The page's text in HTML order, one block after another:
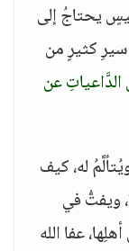
يحتاجُ إلى
سيرِ كثيرٍ من
عن
له، كيف
ويفتُّ في
عفا الله